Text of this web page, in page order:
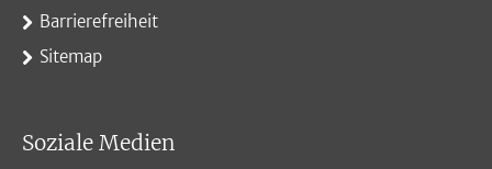
Barrierefreiheit
Sitemap
Soziale Medien